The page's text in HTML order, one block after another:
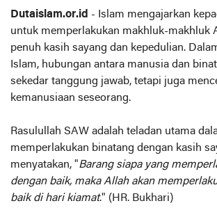
Dutaislam.or.id - Islam mengajarkan
untuk memperlakukan makhluk-makhluk
penuh kasih sayang dan kepedulian.
Islam, hubungan antara manusia dan
sekedar tanggung jawab, tetapi juga
kemanusiaan seseorang.
Rasulullah SAW adalah teladan utama
memperlakukan binatang dengan kasih
menyatakan, "Barang siapa yang
dengan baik, maka Allah akan
baik di hari kiamat." (HR. Bukhari)